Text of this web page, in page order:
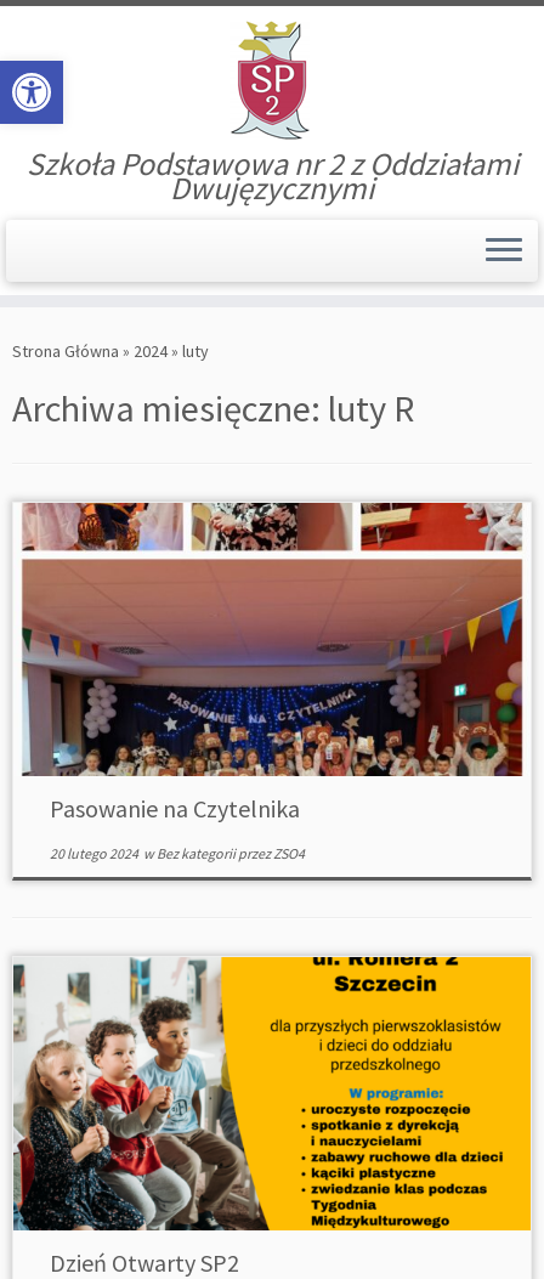
Open toolbar
to
Szkoła Podstawowa nr 2 z Oddziałami
Dwujęzycznymi
Strona Główna » 2024» luty
Archiwa miesięczne: luty R
Pasowanie na Czytelnika
20 lutego 2024wBez kategoriiprzezZSO4
Dzień Otwarty SP2